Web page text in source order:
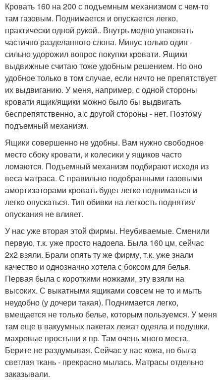
Кровать 160 на 200 с подъемным механизмом с чем-то
там газовым. Поднимается и опускается легко,
практически одной рукой.. Внутрь модно упаковать
частично разделанного слона. Минус только один -
сильно удорожил вопрос покупки кровати. Ящики
выдвижные считаю тоже удобным решением. Но оно
удобное только в том случае, если ничто не препятствует
их выдвиганию. У меня, например, с одной стороны
кровати ящик/ящики можно было бы выдвигать
беспрепятственно, а с другой стороны - нет. Поэтому
подъемный механизм.
Ящики совершенно не удобны. Вам нужно свободное
место сбоку кровати, и колесики у ящиков часто
ломаются. Подъемный механизм подбирают исходя из
веса матраса. С правильно подобранными газовыми
амортизаторами кровать будет легко подниматься и
легко опускаться. Тип обивки на легкость поднятия/
опускания не влияет.
У нас уже вторая этой фирмы. Неубиваемые. Сменили
первую, т.к. уже просто надоела. Была 160 цм, сейчас
2х2 взяли. Брали опять ту же фирму, т.к. уже знали
качество и однозначно хотела с боксом для белья.
Первая была с короткими ножками, эту взяли на
высоких. С выкатными ящиками совсем не то и мыть
неудобно (у дочери такая). Поднимается легко,
вмещается не только белье, которым пользуемся. У меня
там еще в вакуумных пакетах лежат одеяла и подушки,
махровые простыни и пр. Там очень много места.
Берите не раздумывая. Сейчас у нас кожа, но была
светлая ткань - прекрасно мылась. Матрасы отдельно
заказывали.